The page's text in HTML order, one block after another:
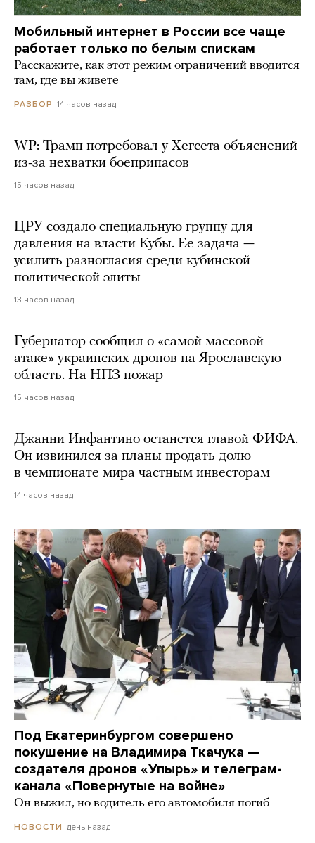
Мобильный интернет в России все чаще
работает только по белым спискам
Расскажите, как этот режим ограничений вводится
там, где вы живете
РАЗБОР 14 часов назад
WP: Трамп потребовал у Хегсета объяснений
из-за нехватки боеприпасов
15 часов назад
ЦРУ создало специальную группу для
давления на власти Кубы. Ее задача —
усилить разногласия среди кубинской
политической элиты
13 часов назад
Губернатор сообщил о «самой массовой
атаке» украинских дронов на Ярославскую
область. На НПЗ пожар
15 часов назад
Джанни Инфантино останется главой ФИФА.
Он извинился за планы продать долю
в чемпионате мира частным инвесторам
14 часов назад
Под Екатеринбургом совершено
покушение на Владимира Ткачука —
создателя дронов «Упырь» и телеграм-
канала «Повернутые на войне»
Он выжил, но водитель его автомобиля погиб
НОВОСТИ день назад